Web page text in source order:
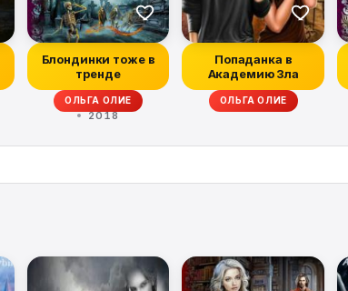
Блондинки тоже в
тренде
ОЛЬГА ОЛИЕ
2018
Попаданка в
Академию Зла
ОЛЬГА ОЛИЕ